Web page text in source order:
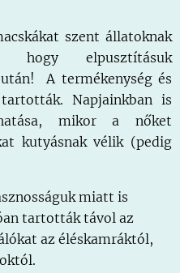
szent állatoknak
hogy elpusztításuk
A termékenység és
Napjainkban is
mikor a nőket
kutyásnak vélik (pedig
miatt is
tartották távol az
az éléskamráktól,